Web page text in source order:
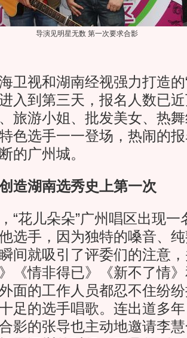
导演见明星无数 第一次要求合影
视和湖南经视强力打造的
入到第三天，报名人数已
旅游小姐、批发美女、热
色选手一一登场，热闹的
的广州城。
造湖南选秀史上第一次
儿朵朵”广州唱区出现一
选手，因为独特的嗓音、
间就吸引了评委们的注意
》《情非得已》《新不了情
面的工作人员都忍不住纷
足的选手唱歌。连出道多
影的张导也主动地邀请李